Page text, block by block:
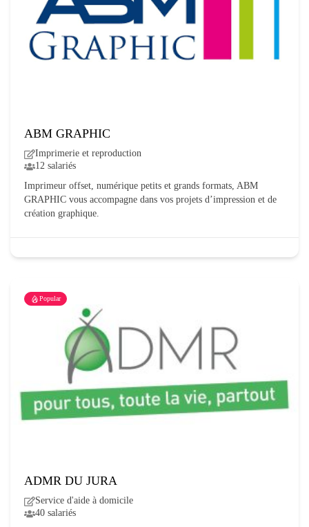
ABM GRAPHIC
Imprimerie et reproduction
12 salariés
Imprimeur offset, numérique petits et grands formats, ABM
GRAPHIC vous accompagne dans vos projets d’impression et de
création graphique.
Popular
ADMR DU JURA
Service d'aide à domicile
40 salariés